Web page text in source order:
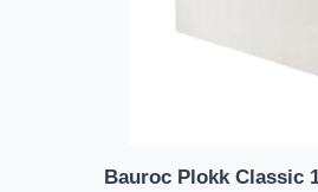
Bauroc Plokk Classic